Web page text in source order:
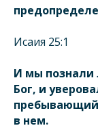
Исаия 25:1
И мы познали
Бог, и
пребывающий
в нем.